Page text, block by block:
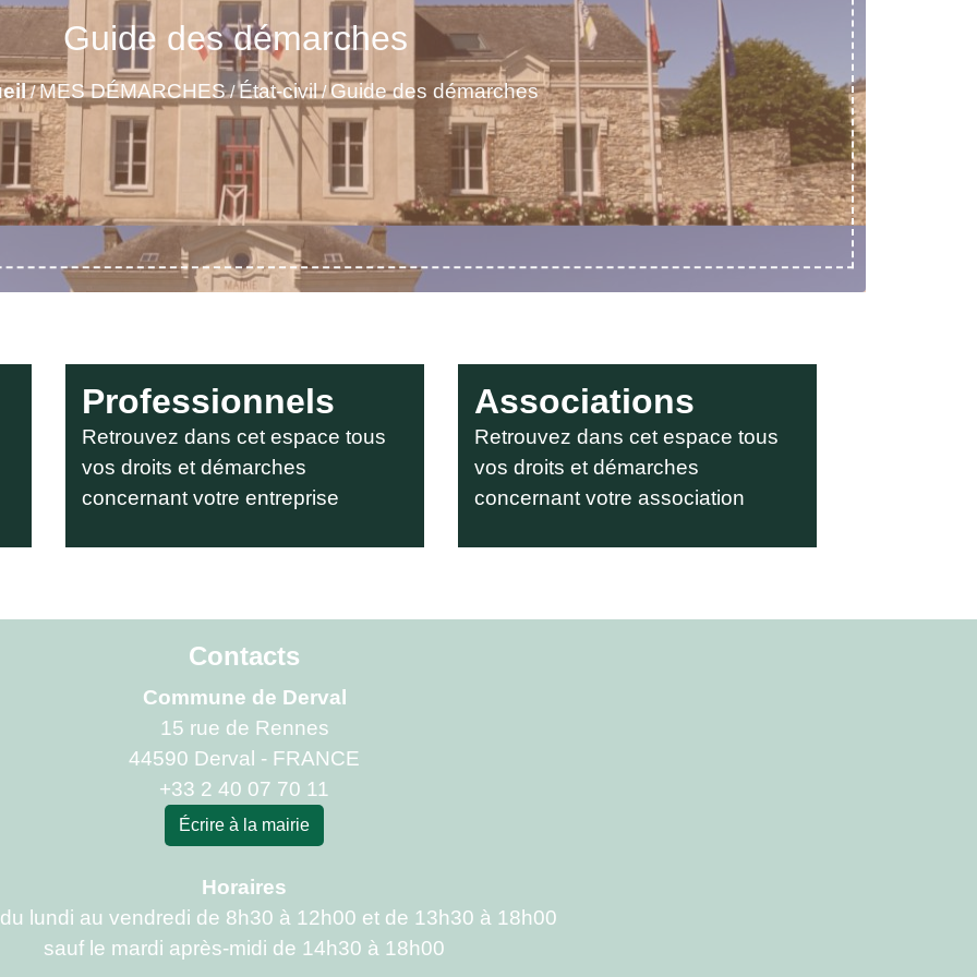
Guide des démarches
/MES DÉMARCHES/État-civil/Guide des démarches
Professionnels
Retrouvez dans cet espace tous
vos droits et démarches
concernant votre entreprise
Associations
Retrouvez dans cet espace tous
vos droits et démarches
concernant votre association
Contacts
Commune de Derval
15 rue de Rennes
44590 Derval - FRANCE
+33 2 40 07 70 11
Écrire à la mairie
Horaires
lundi au vendredi de 8h30 à 12h00 et de 13h30 à 18h00
sauf le mardi après-midi de 14h30 à 18h00